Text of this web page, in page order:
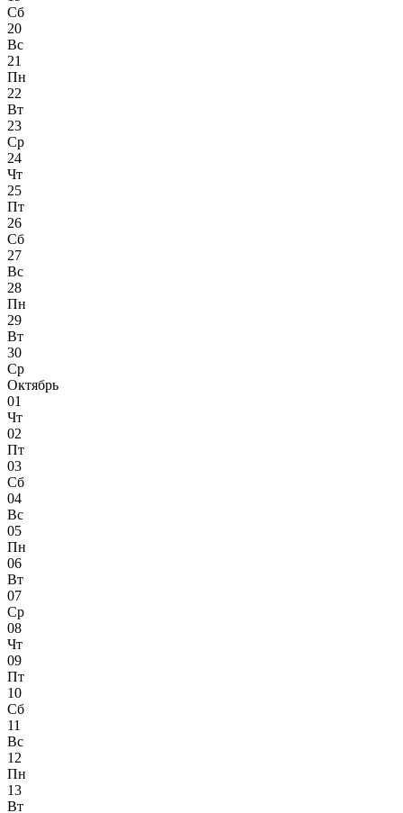
Сб
20
Вс
21
Пн
22
Вт
23
Ср
24
Чт
25
Пт
26
Сб
27
Вс
28
Пн
29
Вт
30
Ср
Октябрь
01
Чт
02
Пт
03
Сб
04
Вс
05
Пн
06
Вт
07
Ср
08
Чт
09
Пт
10
Сб
11
Вс
12
Пн
13
Вт